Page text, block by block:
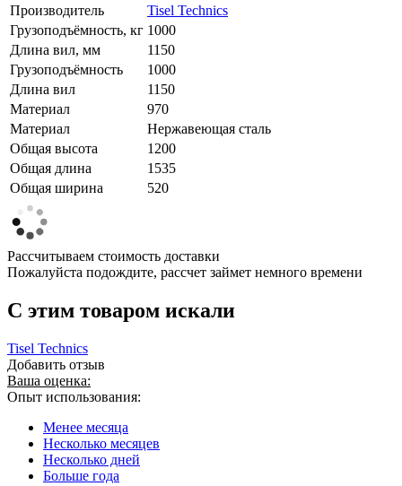
Производитель
Tisel Technics
Грузоподъёмность, кг 1000
Длина вил, мм
1150
Грузоподъёмность
1000
Длина вил
1150
Материал
970
Материал
Нержавеющая сталь
Общая высота
1200
Общая длина
1535
Общая ширина
520
Рассчитываем стоимость доставки
Пожалуйста подождите, рассчет займет немного времени
C этим товаром искали
Tisel Technics
Добавить отзыв
Ваша оценка:
Опыт использования:
Менее месяца
Несколько месяцев
Несколько дней
Больше года